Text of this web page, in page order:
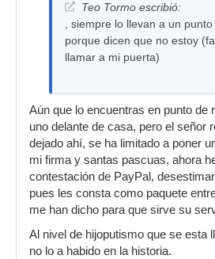
Teo Tormo escribió:
, siempre lo llevan a un
porque dicen que no estoy
llamar a mi puerta)
Aún que lo encuentras en punto de
uno delante de casa, pero el señor
dejado ahí, se ha limitado a poner
mi firma y santas pascuas, ahora
contestación de PayPal,
pues les consta como paquete
me han dicho para que sirve su
Al nivel de hijoputismo que se esta
no lo a habido en la historia.